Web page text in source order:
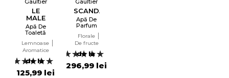
Gaultier
LE
MALE
Apă De
Toaletă
Bărbați
EDT
Lemnoase
Aromatice
de la
125,99 lei
Gaultier
SCANDAL
Apă De
Parfum
Femei
EDP
Florale
De fructe
de la
296,99 lei